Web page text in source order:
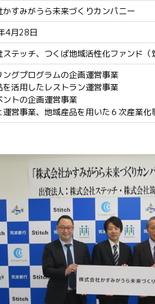
かすみがうら未来づくりカンパニー
4月28日
ステッチ、つくば地域活性化ファンド
ングプログラムの企画運営事業
を活用したレストラン運営事業
ントの企画運営事業
運営事業、地域産品を用いた６次産業